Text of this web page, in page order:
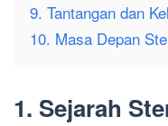
9. Tantangan dan
10. Masa Depan
1. Sejarah